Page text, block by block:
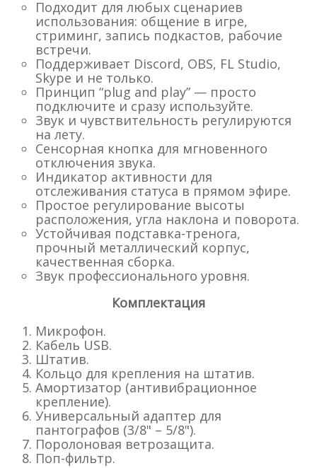
Подходит для любых сценариев
использования: общение в игре,
стриминг, запись подкастов, рабочие
встречи.
Поддерживает Discord, OBS, FL Studio,
Skype и не только.
Принцип “plug and play” — просто
подключите и сразу используйте.
Звук и чувствительность регулируются
на лету.
Сенсорная кнопка для мгновенного
отключения звука.
Индикатор активности для
отслеживания статуса в прямом эфире.
Простое регулирование высоты
расположения, угла наклона и поворота.
Устойчивая подставка-тренога,
прочный металлический корпус,
качественная сборка.
Звук профессионального уровня.
Комплектация
Микрофон.
Кабель USB.
Штатив.
Кольцо для крепления на штатив.
Амортизатор (антивибрационное
крепление).
Универсальный адаптер для
пантографов (3/8" – 5/8").
Поролоновая ветрозащита.
Поп-фильтр.